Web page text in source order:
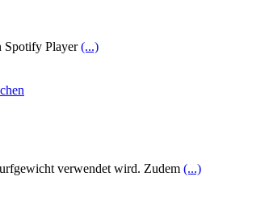
Spotify Player(...)
verwendet wird. Zudem (...)